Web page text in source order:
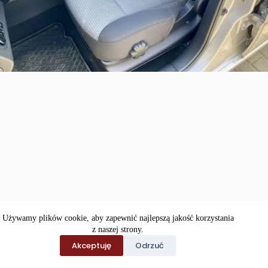
Używamy plików cookie, aby zapewnić najlepszą jakość korzystania
z naszej strony.
Akceptuję Odrzuć